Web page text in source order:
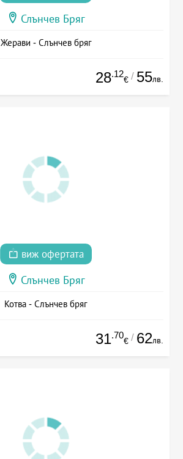
Слънчев Бряг
Жерави - Слънчев бряг
28.12
€ / 55лв.
виж офертата
Слънчев Бряг
Котва - Слънчев бряг
31.70
€ / 62лв.